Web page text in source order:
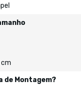
de Montagem?